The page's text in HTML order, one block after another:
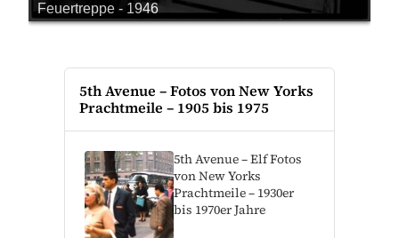
5th Avenue – Fotos von New Yorks
Prachtmeile – 1905 bis 1975
5th Avenue – Elf Fotos
von New Yorks
Prachtmeile – 1930er
bis 1970er Jahre